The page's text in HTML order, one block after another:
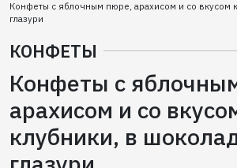
Конфеты с яблочным пюре, арахисом и со вкусом
глазури
КОНФЕТЫ
Конфеты с
арахисом и со
клубники, в